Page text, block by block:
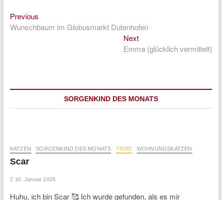
Beitragsnavigation
PreviousPrevious
post:
Wunschbaum im Globusmarkt Dutenhofen
NextNext
post:
Emma (glücklich vermittelt)
SORGENKIND DES MONATS
KATZEN SORGENKIND DES MONATS TIERE WOHNUNGSKATZEN
Scar
10. Januar 2026
Huhu, ich bin Scar 🥰 Ich wurde gefunden, als es mir